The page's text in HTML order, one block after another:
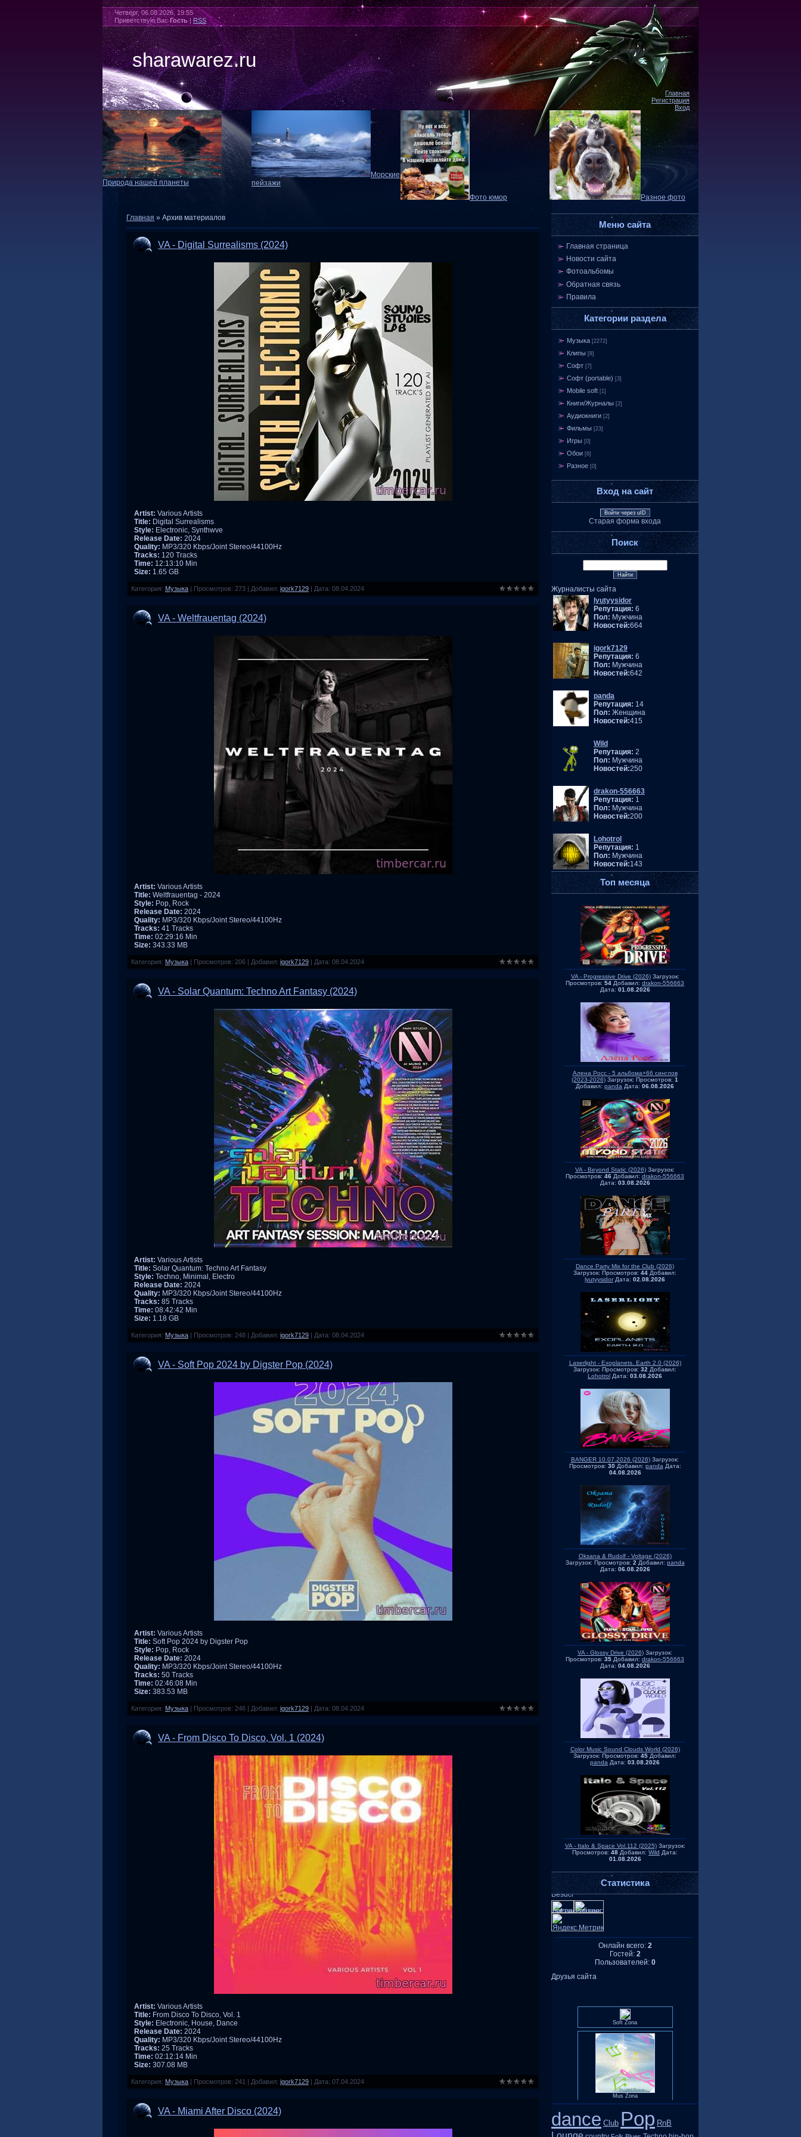
Четверг, 06.08.2026, 19:55
Приветствую Вас Гость|RSS
sharawarez.ru
Главная
Регистрация
Вход
Природа нашей планеты
Морские
пейзажи
Фото юмор
Разное фото
Главная » Архив материалов
VA - Digital Surrealisms (2024)
Artist: Various Artists
Title: Digital Surrealisms
Style: Electronic, Synthwve
Release Date: 2024
Quality: MP3/320 Kbps/Joint Stereo/44100Hz
Tracks: 120 Tracks
Time: 12:13:10 Min
Size: 1.65 GB
Категория: Музыка | Просмотров: 273 | Добавил: igork7129 | Дата: 08.04.2024
VA - Weltfrauentag (2024)
Artist: Various Artists
Title: Weltfrauentag - 2024
Style: Pop, Rock
Release Date: 2024
Quality: MP3/320 Kbps/Joint Stereo/44100Hz
Tracks: 41 Tracks
Time: 02:29:16 Min
Size: 343.33 MB
Категория: Музыка | Просмотров: 206 | Добавил: igork7129 | Дата: 08.04.2024
VA - Solar Quantum: Techno Art Fantasy (2024)
Artist: Various Artists
Title: Solar Quantum: Techno Art Fantasy
Style: Techno, Minimal, Electro
Release Date: 2024
Quality: MP3/320 Kbps/Joint Stereo/44100Hz
Tracks: 85 Tracks
Time: 08:42:42 Min
Size: 1.18 GB
Категория: Музыка | Просмотров: 248 | Добавил: igork7129 | Дата: 08.04.2024
VA - Soft Pop 2024 by Digster Pop (2024)
Artist: Various Artists
Title: Soft Pop 2024 by Digster Pop
Style: Pop, Rock
Release Date: 2024
Quality: MP3/320 Kbps/Joint Stereo/44100Hz
Tracks: 50 Tracks
Time: 02:46:08 Min
Size: 383.53 MB
Категория: Музыка | Просмотров: 246 | Добавил: igork7129 | Дата: 08.04.2024
VA - From Disco To Disco, Vol. 1 (2024)
Artist: Various Artists
Title: From Disco To Disco, Vol. 1
Style: Electronic, House, Dance
Release Date: 2024
Quality: MP3/320 Kbps/Joint Stereo/44100Hz
Tracks: 25 Tracks
Time: 02:12:14 Min
Size: 307.08 MB
Категория: Музыка | Просмотров: 241 | Добавил: igork7129 | Дата: 07.04.2024
VA - Miami After Disco (2024)
Меню сайта
Главная страница
Новости сайта
Фотоальбомы
Обратная связь
Правила
Категории раздела
Музыка [2272]
Клипы [8]
Софт [7]
Софт (portable) [3]
Mobile soft [1]
Книги/Журналы [2]
Аудиокниги [2]
Фильмы [23]
Игры [0]
Обои [6]
Разное [0]
Вход на сайт
Войти через uID
Старая форма входа
Поиск
Журналисты сайта
lyutyysidor
Репутация: 6
Пол: Мужчина
Новостей:664
igork7129
Репутация: 6
Пол: Мужчина
Новостей:642
panda
Репутация: 14
Пол: Женщина
Новостей:415
Wild
Репутация: 2
Пол: Мужчина
Новостей:250
drakon-556663
Репутация: 1
Пол: Мужчина
Новостей:200
Lohotrol
Репутация: 1
Пол: Мужчина
Новостей:143
Топ месяца
VA - Progressive Drive (2026)Загрузок:
Просмотров: 54 Добавил: drakon-556663
Дата: 01.08.2026
Алена Росс - 5 альбома+66 синглов
(2023-2026) Загрузок: Просмотров: 1
Добавил: panda Дата: 06.08.2026
VA - Beyond Static (2026) Загрузок:
Просмотров: 46 Добавил: drakon-556663
Дата: 03.08.2026
Dance Party Mix for the Club (2026)
Загрузок: Просмотров: 44 Добавил:
lyutyysidorДата: 02.08.2026
Laserlight - Exoplanets. Earth 2.0 (2026)
Загрузок: Просмотров: 32 Добавил:
Lohotrol Дата: 03.08.2026
BANGER 10.07.2026 (2026) Загрузок:
Просмотров: 30Добавил: panda Дата:
04.08.2026
Oksana & Rudolf - Voltage (2026)
Загрузок: Просмотров: 2 Добавил: panda
Дата: 06.08.2026
VA - Glossy Drive (2026) Загрузок:
Просмотров: 35 Добавил: drakon-556663
Дата: 04.08.2026
Color Music Sound Clouds World (2026)
Загрузок: Просмотров: 45 Добавил:
panda Дата: 03.08.2026
VA - Italo & Space Vol.112 (2025)Загрузок:
Просмотров: 48 Добавил: Wild Дата:
01.08.2026
Статистика
Онлайн всего: 2
Гостей: 2
Пользователей: 0
Друзья сайта
Mus Zona
dance Club Pop RnB